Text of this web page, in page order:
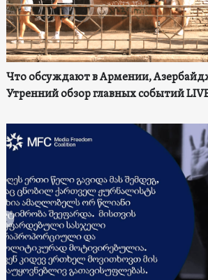
Что обсуждают в Армении,
Утренний обзор главных событий